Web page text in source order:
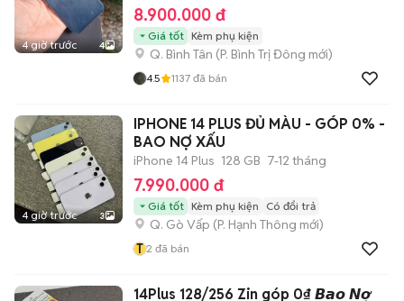
4 giờ trước 4
8.900.000 đ
Giá tốt Kèm phụ kiện
Q. Bình Tân (P. Bình Trị Đông mới)
4.5 1137 đã bán
4 giờ trước 3
IPHONE 14 PLUS ĐỦ MÀU - GÓP 0% -
BAO NỢ XẤU
iPhone 14 Plus 128 GB 7-12 tháng
7.990.000 đ
Giá tốt Kèm phụ kiện Có đổi trả
Q. Gò Vấp (P. Hạnh Thông mới)
T 2 đã bán
14Plus 128/256 Zin góp 0₫ 𝘽𝙖𝙤 𝙉𝙤̛̣